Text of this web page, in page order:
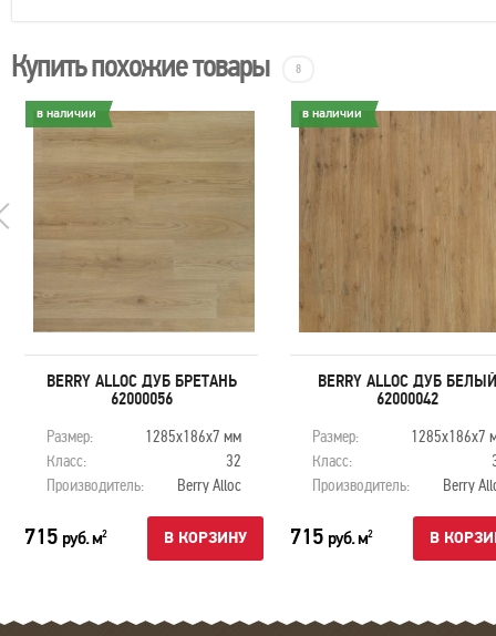
Купить похожие товары 8
в наличии
BERRY ALLOC ДУБ БРЕТАНЬ
62000056
Размер:
1285х186х7 мм
Класс:
32
Производитель:
Berry Alloc
715 руб. м2 В КОРЗИНУ
в наличии
BERRY ALLOC ДУБ БЕЛЫЙ
62000042
Размер:
1285х186х7
Класс:
Производитель:
Berry
715 руб. м2 В